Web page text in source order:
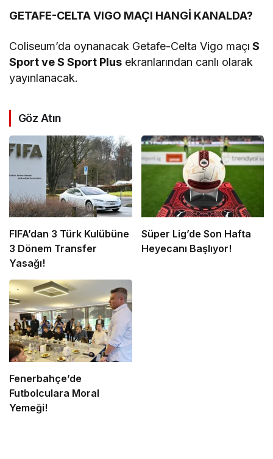
GETAFE-CELTA VIGO MAÇI HANGİ KANALDA?
Coliseum’da oynanacak Getafe-Celta Vigo maçı S
Sport ve S Sport Plus ekranlarından canlı olarak
yayınlanacak.
Göz Atın
FIFA’dan 3 Türk Kulübüne
3 Dönem Transfer
Yasağı!
Süper Lig’de Son Hafta
Heyecanı Başlıyor!
Fenerbahçe’de
Futbolculara Moral
Yemeği!